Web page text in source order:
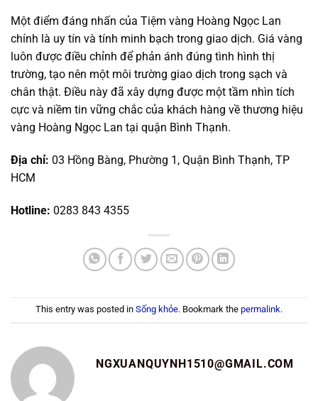
Một điểm đáng nhấn của Tiệm vàng Hoàng Ngọc Lan
chính là uy tín và tính minh bạch trong giao dịch. Giá vàng
luôn được điều chỉnh để phản ánh đúng tình hình thị
trường, tạo nên một môi trường giao dịch trong sạch và
chân thật. Điều này đã xây dựng được một tầm nhìn tích
cực và niềm tin vững chắc của khách hàng về thương hiệu
vàng Hoàng Ngọc Lan tại quận Bình Thạnh.
Địa chỉ: 03 Hồng Bàng, Phường 1, Quận Bình Thạnh, TP
HCM
Hotline: 0283 843 4355
This entry was posted in Sống khỏe. Bookmark the permalink.
NGXUANQUYNH1510@GMAIL.COM